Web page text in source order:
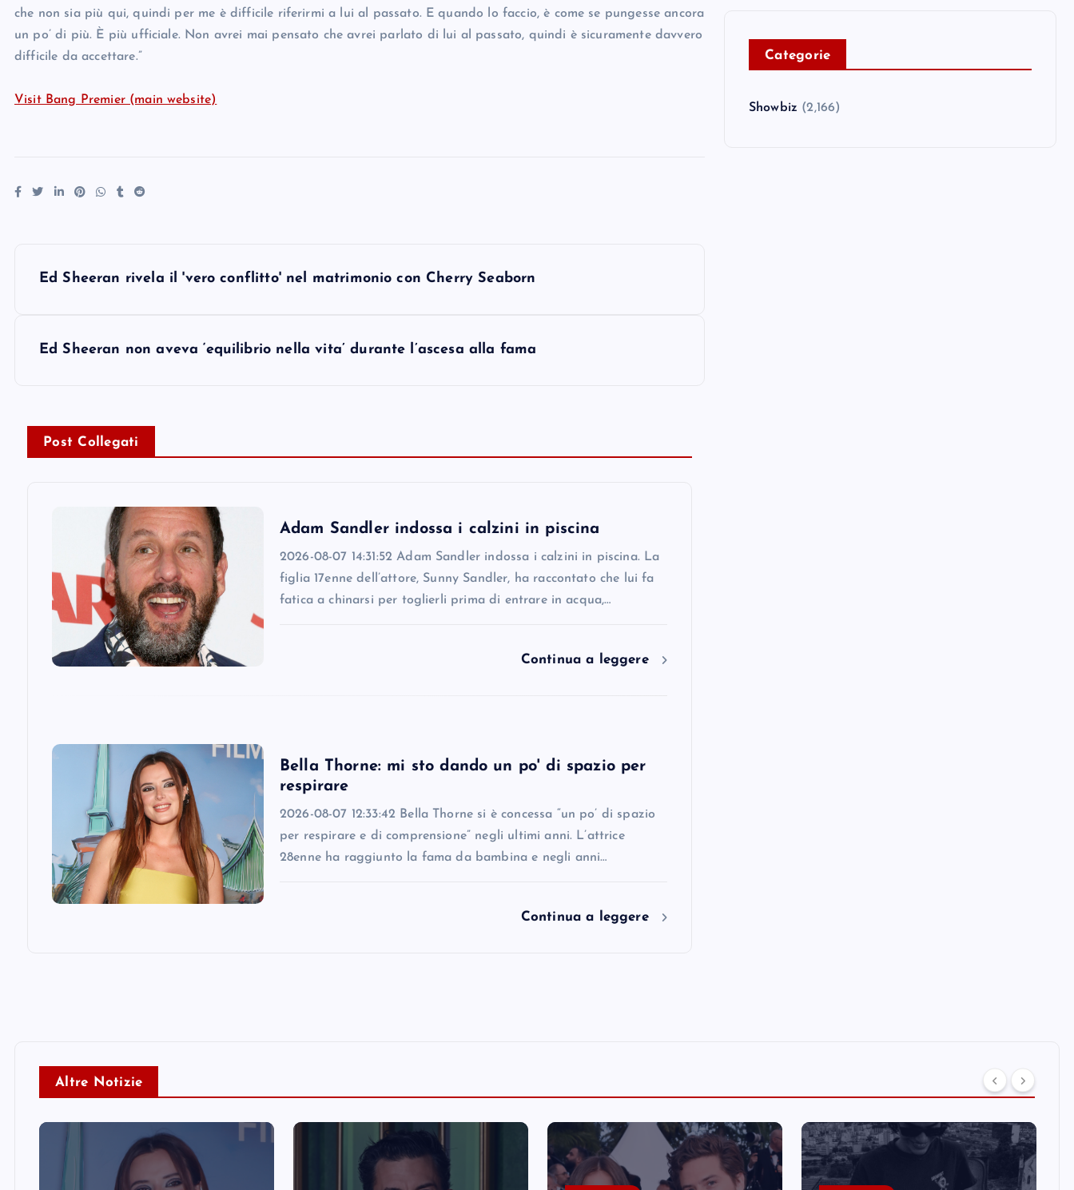
che non sia più qui, quindi per me è difficile riferirmi a lui al passato. E quando lo faccio, è come se pungesse ancora
un po’ di più. È più ufficiale. Non avrei mai pensato che avrei parlato di lui al passato, quindi è sicuramente davvero
difficile da accettare.”
Visit Bang Premier (main website)
Ed Sheeran rivela il 'vero conflitto' nel matrimonio con Cherry Seaborn
Ed Sheeran non aveva ‘equilibrio nella vita’ durante l’ascesa alla fama
Post Collegati
Adam Sandler indossa i calzini in piscina
2026-08-07 14:31:52 Adam Sandler indossa i calzini in piscina. La
figlia 17enne dell’attore, Sunny Sandler, ha raccontato che lui fa
fatica a chinarsi per toglierli prima di entrare in acqua,…
Continua a leggere
Bella Thorne: mi sto dando un po' di spazio per
respirare
2026-08-07 12:33:42 Bella Thorne si è concessa “un po’ di spazio
per respirare e di comprensione” negli ultimi anni. L’attrice
28enne ha raggiunto la fama da bambina e negli anni…
Continua a leggere
Categorie
Showbiz (2,166)
Altre Notizie